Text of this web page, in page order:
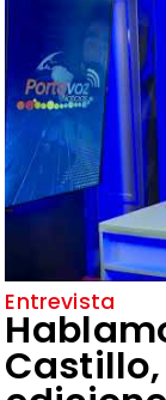
Entrevista
Castillo,